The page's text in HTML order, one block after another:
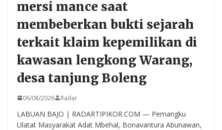
mersi mance saat
membeberkan bukti sejarah
terkait klaim kepemilikan di
kawasan lengkong Warang,
desa tanjung Boleng
06/08/2026 Radar
LABUAN BAJO | RADARTIPIKOR.COM — Pemangku
Ulatat Masyarakat Adat Mbehal, Bonavantura Abunawan,